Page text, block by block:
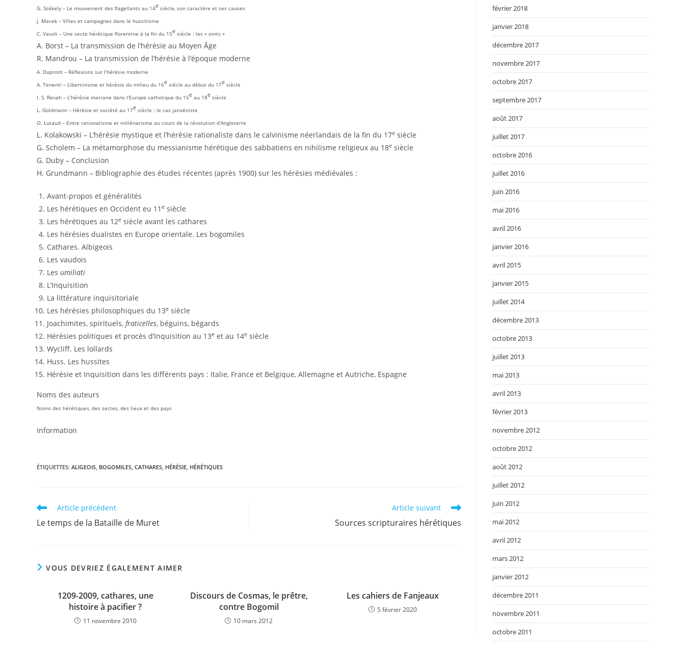
G. Székely – Le mouvement des flagellants au 14e siècle, son caractère et ses causes
J. Macek – Villes et campagnes dans le hussitisme
C. Vasoli – Une secte hérétique florentine à la fin du 15e siècle : les « oints »
A. Borst – La transmission de l’hérésie au Moyen Âge
R. Mandrou – La transmission de l’hérésie à l’époque moderne
A. Dupront – Réflexions sur l’hérésie moderne
A. Tenenti – Libertinisme et hérésie du milieu du 16e siècle au début du 17e siècle
I. S. Revah – L’hérésie marrane dans l’Europe catholique du 15e au 18e siècle
L. Goldmann – Hérésie et société au 17e siècle : le cas janséniste
O. Lutaud – Entre rationalisme et millénarisme au cours de la révolution d’Angleterre
L. Kolakowski – L’hérésie mystique et l’hérésie rationaliste dans le calvinisme néerlandais de la fin du 17e siècle
G. Scholem – La métamorphose du messianisme hérétique des sabbatiens en nihilisme religieux au 18e siècle
G. Duby – Conclusion
H. Grundmann – Bibliographie des études récentes (après 1900) sur les hérésies médiévales :
Avant-propos et généralités
Les hérétiques en Occident eu 11 e siècle
Les hérétiques au 12e siècle avant les cathares
Les hérésies dualistes en Europe orientale. Les bogomiles
Cathares. Albigeois
Les vaudois
Les umiliati
L’Inquisition
La littérature inquisitoriale
Les hérésies philosophiques du 13e siècle
Joachimites, spirituels, fraticelles, béguins, bégards
Hérésies politiques et procès d’Inquisition au 13e et au 14e siècle
Wycliff. Les lollards
Huss. Les hussites
Hérésie et Inquisition dans les différents pays : Italie, France et Belgique, Allemagne et Autriche, Espagne
Noms des auteurs
Noms des hérétiques, des sectes, des lieux et des pays
Information
ÉTIQUETTES: ALIGEOIS, BOGOMILES, CATHARES, HÉRÉSIE, HÉRÉTIQUES
Read
articles
Article précédent
Le temps de la Bataille de Muret
Article suivant
Sources scripturaires hérétiques
VOUS DEVRIEZ ÉGALEMENT AIMER
1209-2009, cathares, une
histoire à pacifier ?
11 novembre 2010
Discours de Cosmas, le prêtre,
contre Bogomil
10 mars 2012
Les cahiers de Fanjeaux
5 février 2020
février 2018
janvier 2018
décembre 2017
novembre 2017
octobre 2017
septembre 2017
août 2017
juillet 2017
octobre 2016
juillet 2016
juin 2016
mai 2016
avril 2016
janvier 2016
avril 2015
janvier 2015
juillet 2014
décembre 2013
octobre 2013
juillet 2013
mai 2013
avril 2013
février 2013
novembre 2012
octobre 2012
août 2012
juillet 2012
juin 2012
mai 2012
avril 2012
mars 2012
janvier 2012
décembre 2011
novembre 2011
octobre 2011